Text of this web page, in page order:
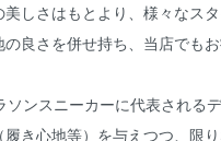
美しさはもとより、様々なス
良さを併せ持ち、当店でもお
ソンスニーカーに代表される
履き心地等）を与えつつ、限